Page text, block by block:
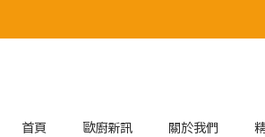
首頁 歐廚新訊 關於我們